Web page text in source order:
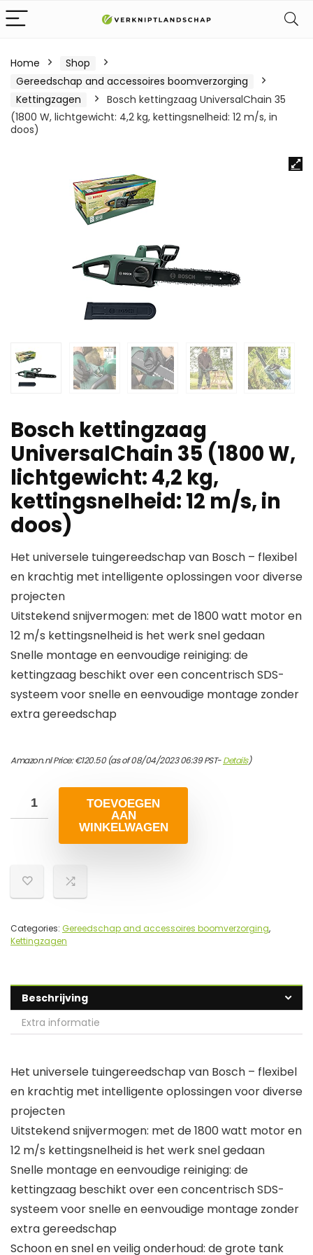
Home
Shop
Gereedschap and accessoires boomverzorging
Kettingzagen
Bosch kettingzaag UniversalChain 35
(1800 W, lichtgewicht: 4,2 kg, kettingsnelheid: 12 m/s, in
doos)
Bosch kettingzaag
UniversalChain 35 (1800 W,
lichtgewicht: 4,2 kg,
kettingsnelheid: 12 m/s, in
doos)
Het universele tuingereedschap van Bosch – flexibel
en krachtig met intelligente oplossingen voor diverse
projecten
Uitstekend snijvermogen: met de 1800 watt motor en
12 m/s kettingsnelheid is het werk snel gedaan
Snelle montage en eenvoudige reiniging: de
kettingzaag beschikt over een concentrisch SDS-
systeem voor snelle en eenvoudige montage zonder
extra gereedschap
Amazon.nl Price:€120.50(as of 08/04/2023 06:39 PST-Details)
TOEVOEGEN
AAN
WINKELWAGEN
Categories: Gereedschap and accessoires boomverzorging,
Kettingzagen
Beschrijving
Extra informatie
Het universele tuingereedschap van Bosch – flexibel
en krachtig met intelligente oplossingen voor diverse
projecten
Uitstekend snijvermogen: met de 1800 watt motor en
12 m/s kettingsnelheid is het werk snel gedaan
Snelle montage en eenvoudige reiniging: de
kettingzaag beschikt over een concentrisch SDS-
systeem voor snelle en eenvoudige montage zonder
extra gereedschap
Schoon en snel en veilig onderhoud: de grote tank